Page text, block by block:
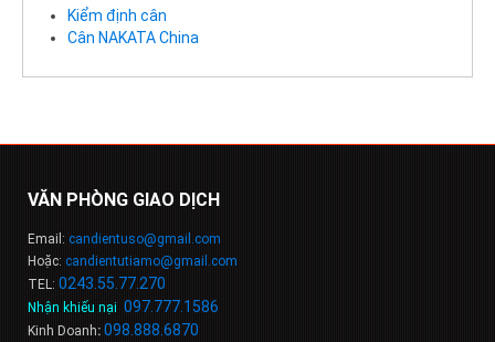
Kiểm định cân
Cân NAKATA China
VĂN PHÒNG GIAO DỊCH
Email: candientuso@gmail.com
Hoặc: candientutiamo@gmail.com
TEL: 0243.55.77.270
Nhận khiếu nại 097.777.1586
Kinh Doanh: 098.888.6870